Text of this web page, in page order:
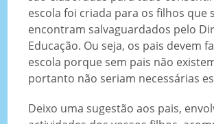
escola foi criada para os filhos que
encontram salvaguardados pelo
Educação. Ou seja, os pais devem
escola porque sem pais não
portanto não seriam necessárias
Deixo uma sugestão aos pais,